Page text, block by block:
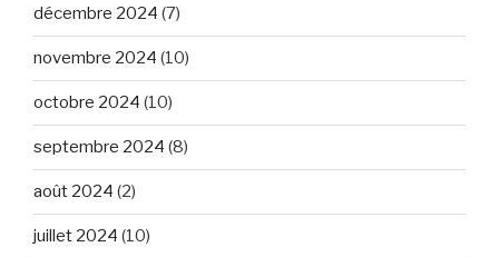
décembre 2024 (7)
novembre 2024 (10)
octobre 2024 (10)
septembre 2024 (8)
août 2024 (2)
juillet 2024 (10)